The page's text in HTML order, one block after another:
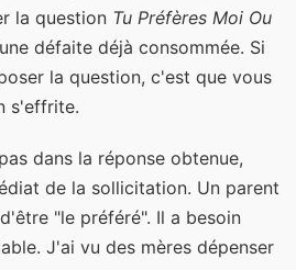
la question Tu Préfères Moi Ou
défaite déjà consommée. Si
la question, c'est que vous
s'effrite.
dans la réponse obtenue,
de la sollicitation. Un parent
"le préféré". Il a besoin
J'ai vu des mères dépenser